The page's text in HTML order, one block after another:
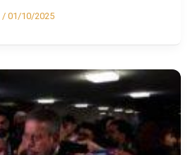
/ 01/10/2025